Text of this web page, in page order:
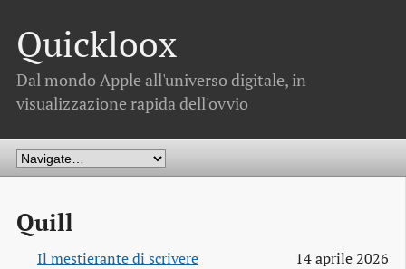
Quickloox
Dal mondo Apple all'universo digitale, in
visualizzazione rapida dell'ovvio
Quill
Il mestierante di scrivere
14 aprile 2026